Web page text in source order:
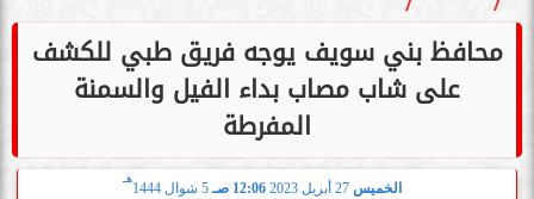
محافظ بني سويف يوجه فريق طبي للكشف
على شاب مصاب بداء الفيل والسمنة
المفرطة
الخميس 12:06 صـ 5 شوال 1444
هـ